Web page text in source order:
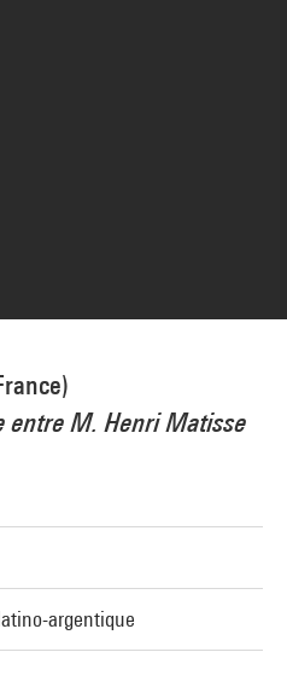
entre M. Henri Matisse
argentique
CCI/Georges Meguerditchian/Dist.